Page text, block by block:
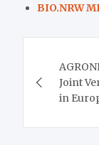
BIO.NRW
Joint
in